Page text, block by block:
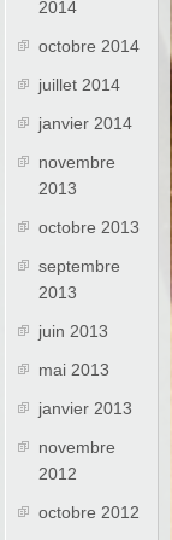
2014
octobre 2014
juillet 2014
janvier 2014
novembre
2013
octobre 2013
septembre
2013
juin 2013
mai 2013
janvier 2013
novembre
2012
octobre 2012